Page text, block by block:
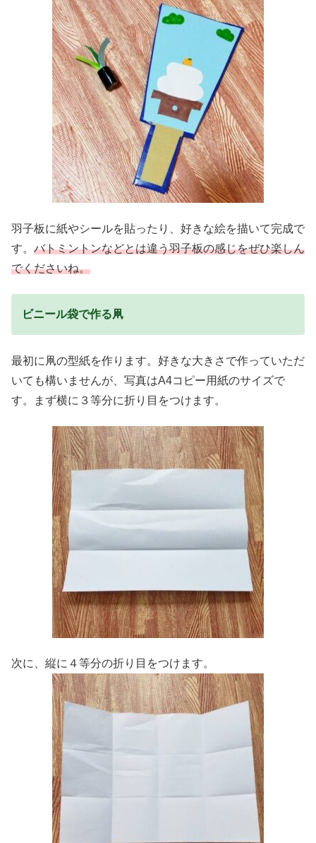
羽子板に紙やシールを貼ったり、好きな絵を描いて完成で
す。 バトミントンなどとは違う羽子板の感じをぜひ楽しん
でくださいね。
ビニール袋で作る凧
最初に凧の型紙を作ります。好きな大きさで作っていただ
いても構いませんが、写真はA4コピー用紙のサイズで
す。まず横に３等分に折り目をつけます。
次に、縦に４等分の折り目をつけます。